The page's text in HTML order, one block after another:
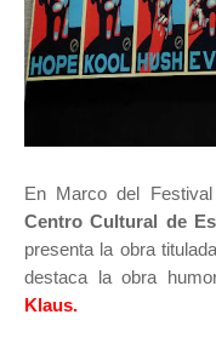
En Marco del
Centro Cultural de
presenta la obra titulada
destaca la obra
Klaus.